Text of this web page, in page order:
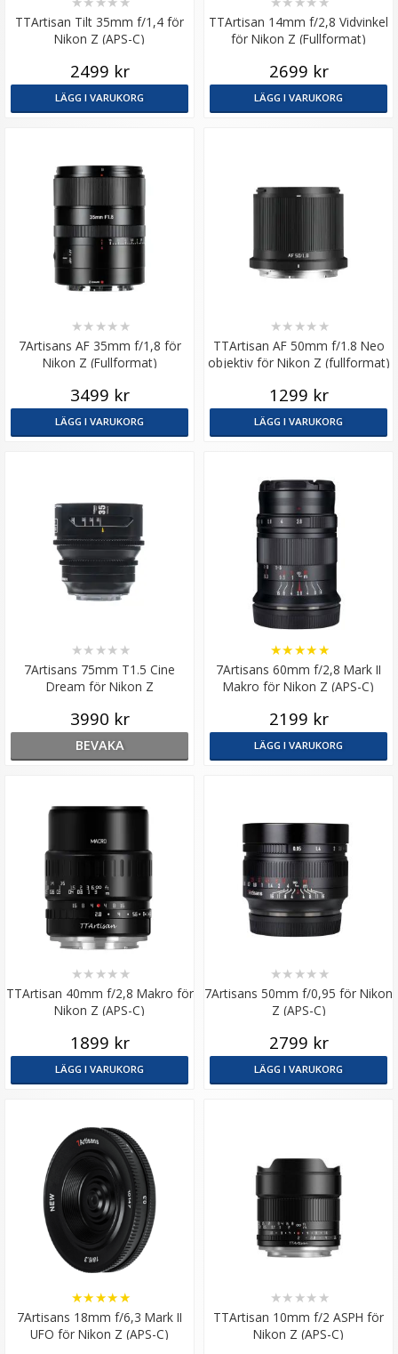
TTArtisan Tilt 35mm f/1,4 för
Nikon Z (APS-C)
2499 kr
LÄGG I VARUKORG
TTArtisan 14mm f/2,8 Vidvinkel
för Nikon Z (Fullformat)
2699 kr
LÄGG I VARUKORG
7Artisans AF 35mm f/1,8 för
Nikon Z (Fullformat)
★★ ★★ ★
3499 kr
LÄGG I VARUKORG
TTArtisan AF 50mm f/1.8 Neo
objektiv för Nikon Z (fullformat)
★★ ★★ ★
1299 kr
LÄGG I VARUKORG
7Artisans 75mm T1.5 Cine
Dream för Nikon Z
★★ ★★ ★
3990 kr
BEVAKA
7Artisans 60mm f/2,8 Mark II
Makro för Nikon Z (APS-C)
★★★★★
2199 kr
LÄGG I VARUKORG
TTArtisan 40mm f/2,8 Makro för
Nikon Z (APS-C)
★★ ★★ ★
1899 kr
LÄGG I VARUKORG
7Artisans 50mm f/0,95 för Nikon
Z (APS-C)
★★ ★★ ★
2799 kr
LÄGG I VARUKORG
7Artisans 18mm f/6,3 Mark II
UFO för Nikon Z (APS-C)
★★★★★
TTArtisan 10mm f/2 ASPH för
Nikon Z (APS-C)
★★ ★★ ★